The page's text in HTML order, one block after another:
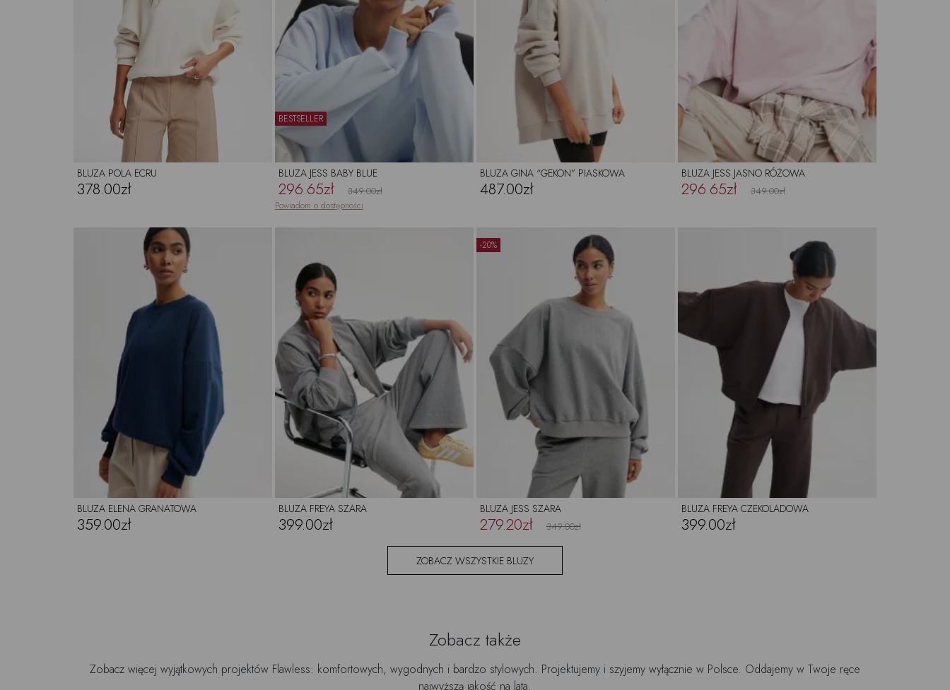
BLUZA POLA ECRU
378.00zł
BESTSELLER
BLUZA JESS BABY BLUE
296.65zł 349.00zł
Powiadom o dostępności
BLUZA GINA “GEKON” PIASKOWA
487.00zł
BLUZA JESS JASNO RÓŻOWA
296.65zł 349.00zł
BLUZA ELENA GRANATOWA
359.00zł
BLUZA FREYA SZARA
399.00zł
BLUZA JESS SZARA
279.20zł 349.00zł
-20%
BLUZA FREYA CZEKOLADOWA
399.00zł
ZOBACZ WSZYSTKIE BLUZY
Zobacz także
Zobacz więcej wyjątkowych projektów Flawless: komfortowych, wygodnych i bardzo stylowych. Projektujemy i szyjemy wyłącznie w Polsce. Oddajemy w Twoje ręce
najwyższą jakość na lata.